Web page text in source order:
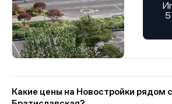
Какие цены на Новостройки рядом